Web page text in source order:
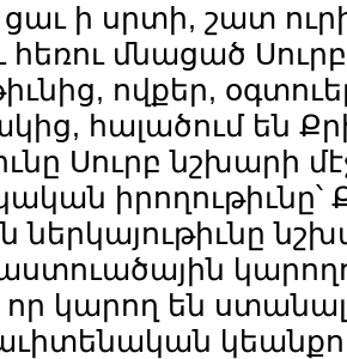
ցաւ ի սրտի, շատ
հեռու մնացած
ովքեր,
հալածում են
Սուրբ նշխարի
իրողութիւնը՝
կարող են ստանալ